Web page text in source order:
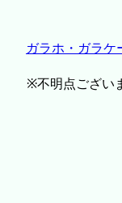
ガラホ・ガラケ
※不明点ござい